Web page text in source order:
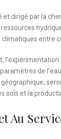
et dirigé par la
ressources
entre
de
sols et la
Au